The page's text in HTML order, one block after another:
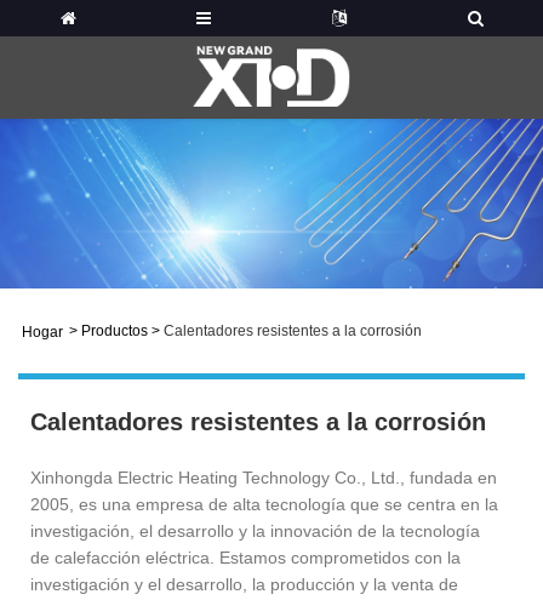
Hogar > Productos > Calentadores resistentes a la corrosión
Calentadores resistentes a la corrosión
Xinhongda Electric Heating Technology Co., Ltd., fundada en
2005, es una empresa de alta tecnología que se centra en la
investigación, el desarrollo y la innovación de la tecnología
de calefacción eléctrica. Estamos comprometidos con la
investigación y el desarrollo, la producción y la venta de